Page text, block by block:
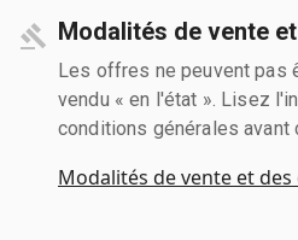
Modalités de vente
Les offres ne peuvent pas
vendu « en l'état ». Lisez
conditions générales avant
Modalités de vente et des